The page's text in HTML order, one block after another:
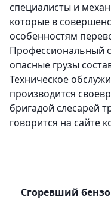
специалисты и
которые в
особенностям
Профессиональный
опасные грузы
Техническое
производится
бригадой слесарей
говорится на сайте
Сгоревший